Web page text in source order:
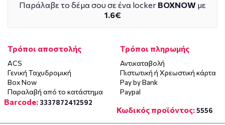
Παράλαβε το δέμα σου σε ένα locker BOXNOW με
1.6€
Τρόποι αποστολής
ACS
Γενική Ταχυδρομική
Box Now
Παραλαβή από το κατάστημα
Τρόποι πληρωμής
Αντικαταβολή
Πιστωτική ή Χρεωστική κάρτα
Pay by Bank
Paypal
Barcode: 3337872412592
Κωδικός προϊόντος:5556